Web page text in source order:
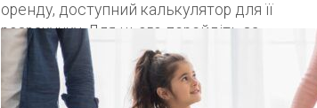
оренду, доступний калькулятор для її
розрахунку. Для цього перейдіть за...